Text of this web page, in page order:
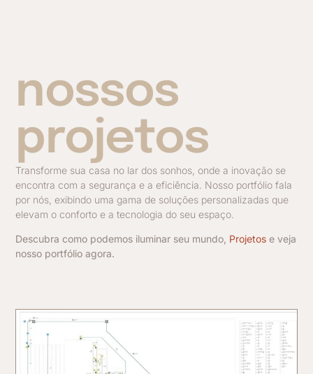
nossos
projetos
Transforme sua casa no lar dos sonhos, onde a inovação se
encontra com a segurança e a eficiência. Nosso portfólio fala
por nós, exibindo uma gama de soluções personalizadas que
elevam o conforto e a tecnologia do seu espaço.
Descubra como podemos iluminar seu mundo, Projetos e veja
nosso portfólio agora.